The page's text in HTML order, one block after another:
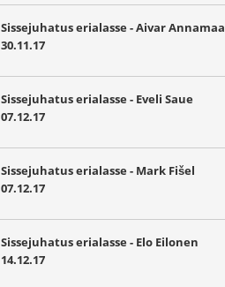
Sissejuhatus erialasse - Aivar Annamaa
30.11.17
Sissejuhatus erialasse - Eveli Saue
07.12.17
Sissejuhatus erialasse - Mark Fišel
07.12.17
Sissejuhatus erialasse - Elo Eilonen
14.12.17